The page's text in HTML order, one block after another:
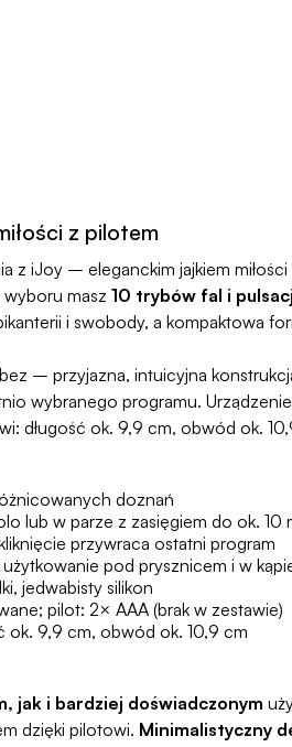
z pilotem
z iJoy – eleganckim jajkiem
masz 10 trybów fal i
i swobody, a kompaktowa
– przyjazna, intuicyjna
wybranego programu.
długość ok. 9,9 cm, obwód ok.
doznań
lub w parze z zasięgiem do ok. 10
przywraca ostatni program
pod prysznicem i w
jedwabisty silikon
pilot: 2× AAA (brak w zestawie)
ok. 9,9 cm, obwód ok. 10,9 cm
jak i bardziej doświadczonym
dzięki pilotowi. Minimalistyczny